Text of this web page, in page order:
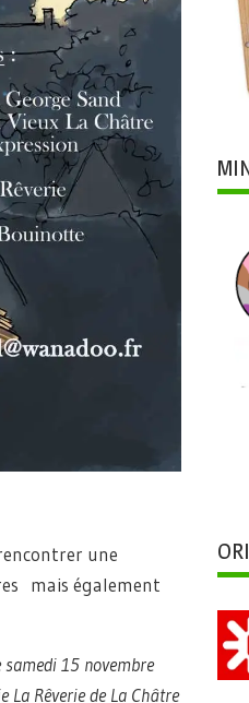
une
mais également
samedi 15 novembre
Rêverie de La Châtre